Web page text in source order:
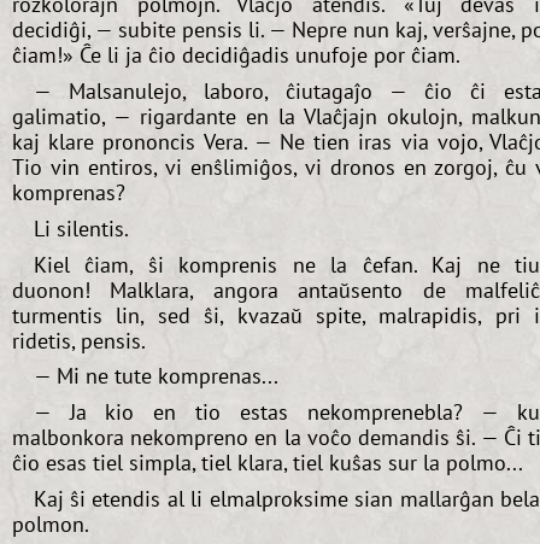
decidiĝi, — subite pensis li. — Nepre nun kaj, verŝajne,
ĉiam!» Ĉe li ja ĉio decidiĝadis unufoje por ĉiam.
— Malsanulejo, laboro, ĉiutagaĵo — ĉio ĉi
galimatio, — rigardante en la Vlaĉjajn okulojn,
kaj klare prononcis Vera. — Ne tien iras via vojo,
Tio vin entiros, vi enŝlimiĝos, vi dronos en zorgoj, ĉu
komprenas?
Li silentis.
Kiel ĉiam, ŝi komprenis ne la ĉefan. Kaj ne
duonon! Malklara, angora antaŭsento de
turmentis lin, sed ŝi, kvazaŭ spite, malrapidis, pri
ridetis, pensis.
— Mi ne tute komprenas...
— Ja kio en tio estas nekomprenebla? —
malbonkora nekompreno en la voĉo demandis ŝi. — Ĉi
ĉio esas tiel simpla, tiel klara, tiel kuŝas sur la polmo...
Kaj ŝi etendis al li elmalproksime sian mallarĝan
polmon.